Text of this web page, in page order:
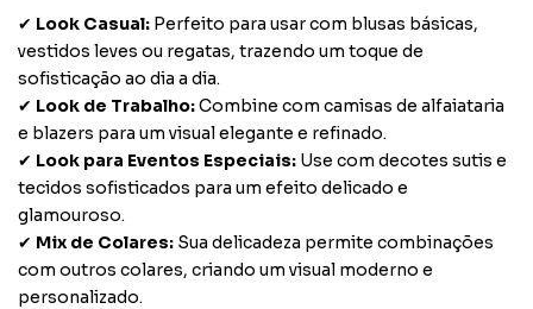
✔ Look Casual: Perfeito para usar com blusas básicas,
vestidos leves ou regatas, trazendo um toque de
sofisticação ao dia a dia.
✔ Look de Trabalho:Combine com camisas de alfaiataria
e blazers para um visual elegante e refinado.
✔ Look para Eventos Especiais: Use com decotes sutis e
tecidos sofisticados para um efeito delicado e
glamouroso.
✔ Mix de Colares: Sua delicadeza permite combinações
com outros colares, criando um visual moderno e
personalizado.